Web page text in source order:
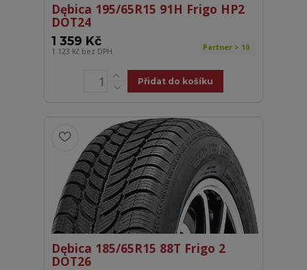
Dębica 195/65R15 91H Frigo HP2
DOT24
1 359 Kč
1 123 Kč bez DPH Partner > 10
Přidat do košíku
Dębica 185/65R15 88T Frigo 2
DOT26